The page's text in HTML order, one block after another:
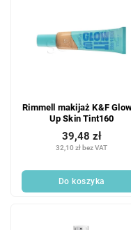
Rimmell makijaż K&F
Up Skin Tint160
32,10 zł bez VAT
39,48 zł
Do koszyka